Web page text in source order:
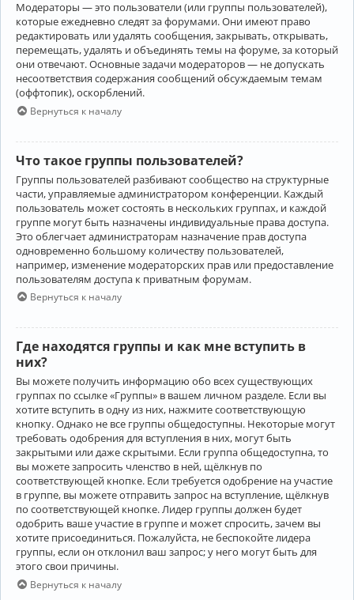
Модераторы — это пользователи (или группы пользователей),
которые ежедневно следят за форумами. Они имеют право
редактировать или удалять сообщения, закрывать, открывать,
перемещать, удалять и объединять темы на форуме, за который
они отвечают. Основные задачи модераторов — не допускать
несоответствия содержания сообщений обсуждаемым темам
(оффтопик), оскорблений.
Вернуться к началу
Что такое группы пользователей?
Группы пользователей разбивают сообщество на структурные
части, управляемые администратором конференции. Каждый
пользователь может состоять в нескольких группах, и каждой
группе могут быть назначены индивидуальные права доступа.
Это облегчает администраторам назначение прав доступа
одновременно большому количеству пользователей,
например, изменение модераторских прав или предоставление
пользователям доступа к приватным форумам.
Вернуться к началу
Где находятся группы и как мне вступить в
них?
Вы можете получить информацию обо всех существующих
группах по ссылке «Группы» в вашем личном разделе. Если вы
хотите вступить в одну из них, нажмите соответствующую
кнопку. Однако не все группы общедоступны. Некоторые могут
требовать одобрения для вступления в них, могут быть
закрытыми или даже скрытыми. Если группа общедоступна, то
вы можете запросить членство в ней, щёлкнув по
соответствующей кнопке. Если требуется одобрение на участие
в группе, вы можете отправить запрос на вступление, щёлкнув
по соответствующей кнопке. Лидер группы должен будет
одобрить ваше участие в группе и может спросить, зачем вы
хотите присоединиться. Пожалуйста, не беспокойте лидера
группы, если он отклонил ваш запрос; у него могут быть для
этого свои причины.
Вернуться к началу